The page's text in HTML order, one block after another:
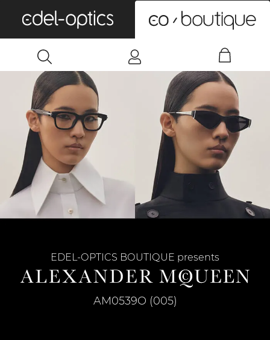
AM0539O (005)
EDEL-OPTICS BOUTIQUE presents